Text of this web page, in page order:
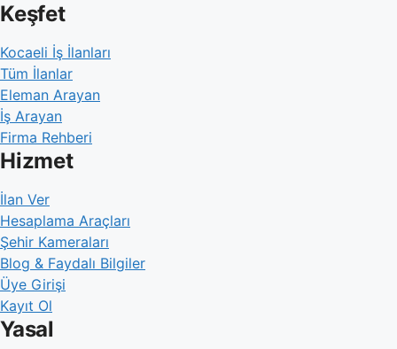
Keşfet
Kocaeli İş İlanları
Tüm İlanlar
Eleman Arayan
İş Arayan
Firma Rehberi
Hizmet
İlan Ver
Hesaplama Araçları
Şehir Kameraları
Blog & Faydalı Bilgiler
Üye Girişi
Kayıt Ol
Yasal